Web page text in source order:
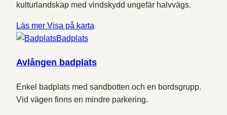
kulturlandskap med vindskydd ungefär halvvägs.
Läs mer Visa på karta
Badplats
Avlången badplats
Enkel badplats med sandbotten och en bordsgrupp.
Vid vägen finns en mindre parkering.